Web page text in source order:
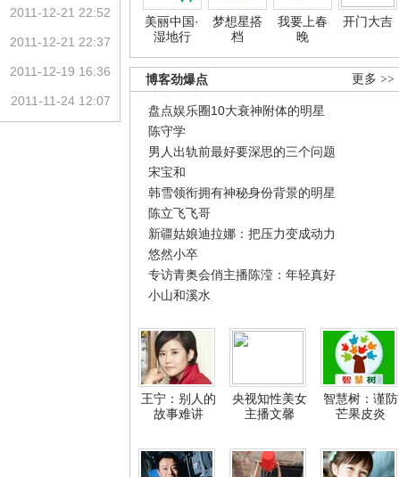
美丽中国·
湿地行
梦想星搭
档
我要上春
晚
开门大吉
更多 >>
博客劲爆点
盘点娱乐圈10大衰神附体的明星
陈守学
男人出轨前最好要深思的三个问题
宋宝和
韩雪领衔拥有神秘身份背景的明星
陈立飞飞哥
新疆姑娘迪拉娜：把压力变成动力
悠然小卒
专访青奥会俏主播陈滢：年轻真好
小山和溪水
王宁：别人的
故事难讲
央视知性美女
主播文馨
智慧树：谨防
芒果皮炎
2011-12-21 22:52
2011-12-21 22:37
2011-12-19 16:36
2011-11-24 12:07